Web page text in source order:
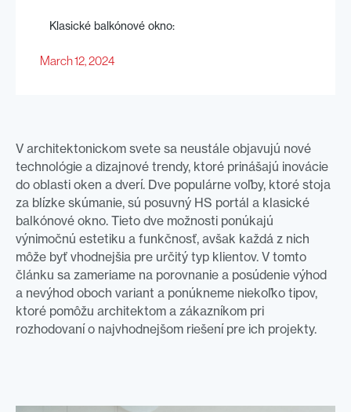
Klasické balkónové okno:
March 12, 2024
V architektonickom svete sa neustále objavujú nové
technológie a dizajnové trendy, ktoré prinášajú inovácie
do oblasti oken a dverí. Dve populárne voľby, ktoré stoja
za blízke skúmanie, sú posuvný HS portál a klasické
balkónové okno. Tieto dve možnosti ponúkajú
výnimočnú estetiku a funkčnosť, avšak každá z nich
môže byť vhodnejšia pre určitý typ klientov. V tomto
článku sa zameriame na porovnanie a posúdenie výhod
a nevýhod oboch variant a ponúkneme niekoľko tipov,
ktoré pomôžu architektom a zákazníkom pri
rozhodovaní o najvhodnejšom riešení pre ich projekty.